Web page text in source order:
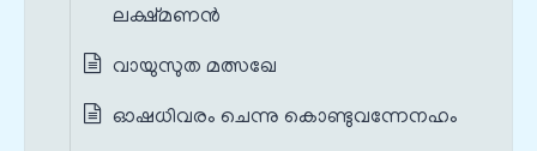
ലക്ഷ്മണൻ
വായുസുത മത്സഖേ
ഓഷധിവരം ചെന്നു കൊണ്ടുവന്നേനഹം